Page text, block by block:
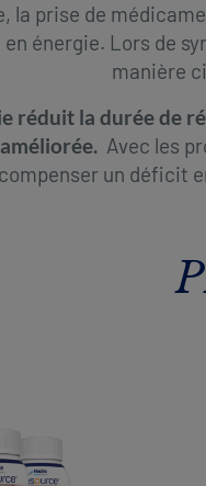
la prise de
énergie. Lors de
manière
réduit la durée de
Avec les
compenser un déficit